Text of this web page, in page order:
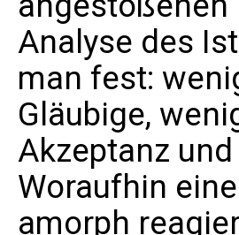
Analyse des
man fest:
Gläubige,
Akzeptanz
Woraufhin
amorph